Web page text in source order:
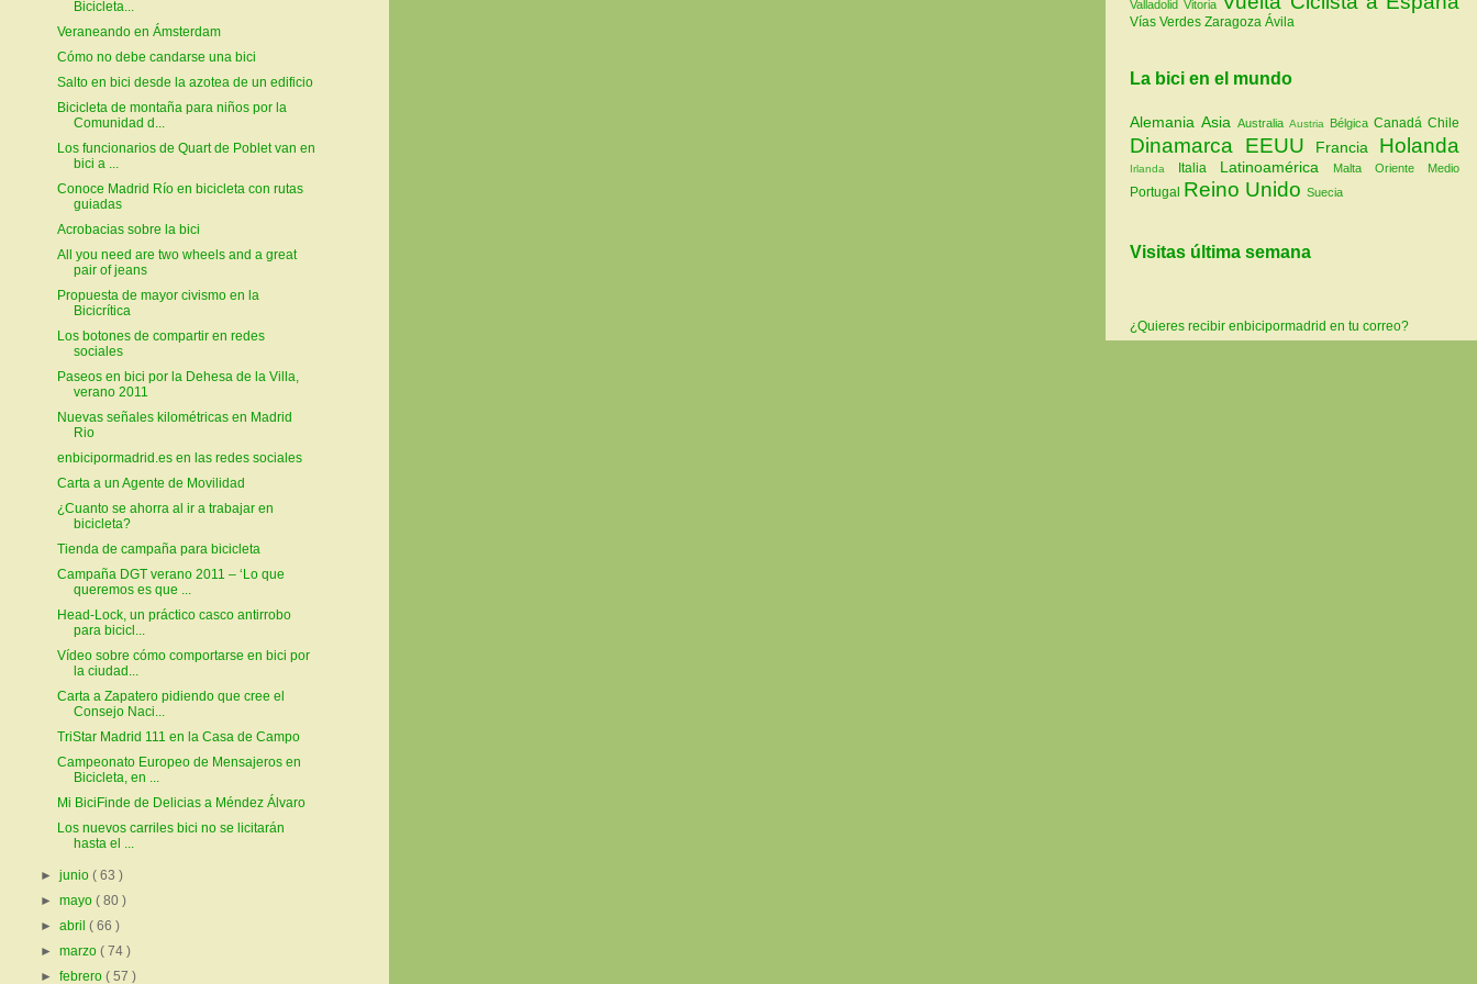
Bicicleta...
Veraneando en Ámsterdam
Cómo no debe candarse una bici
Salto en bici desde la azotea de un edificio
Bicicleta de montaña para niños por la
Comunidad d...
Los funcionarios de Quart de Poblet van en
bici a ...
Conoce Madrid Río en bicicleta con rutas
guiadas
Acrobacias sobre la bici
All you need are two wheels and a great
pair of jeans
Propuesta de mayor civismo en la
Bicicrítica
Los botones de compartir en redes
sociales
Paseos en bici por la Dehesa de la Villa,
verano 2011
Nuevas señales kilométricas en Madrid
Rio
enbicipormadrid.es en las redes sociales
Carta a un Agente de Movilidad
¿Cuanto se ahorra al ir a trabajar en
bicicleta?
Tienda de campaña para bicicleta
Campaña DGT verano 2011 – ‘Lo que
queremos es que ...
Head-Lock, un práctico casco antirrobo
para bicicl...
Vídeo sobre cómo comportarse en bici por
la ciudad...
Carta a Zapatero pidiendo que cree el
Consejo Naci...
TriStar Madrid 111 en la Casa de Campo
Campeonato Europeo de Mensajeros en
Bicicleta, en ...
Mi BiciFinde de Delicias a Méndez Álvaro
Los nuevos carriles bici no se licitarán
hasta el ...
►junio( 63 )
►mayo( 80 )
►abril( 66 )
►marzo( 74 )
►febrero( 57 )
ValladolidVitoria
Vías Verdes Zaragoza Ávila
La bici en el mundo
Alemania Asia Australia Austria Bélgica Canadá Chile
Dinamarca EEUU Francia Holanda
Irlanda Italia Latinoamérica Malta Oriente Medio
Portugal Reino Unido Suecia
Visitas última semana
¿Quieres recibir enbicipormadrid en tu correo?